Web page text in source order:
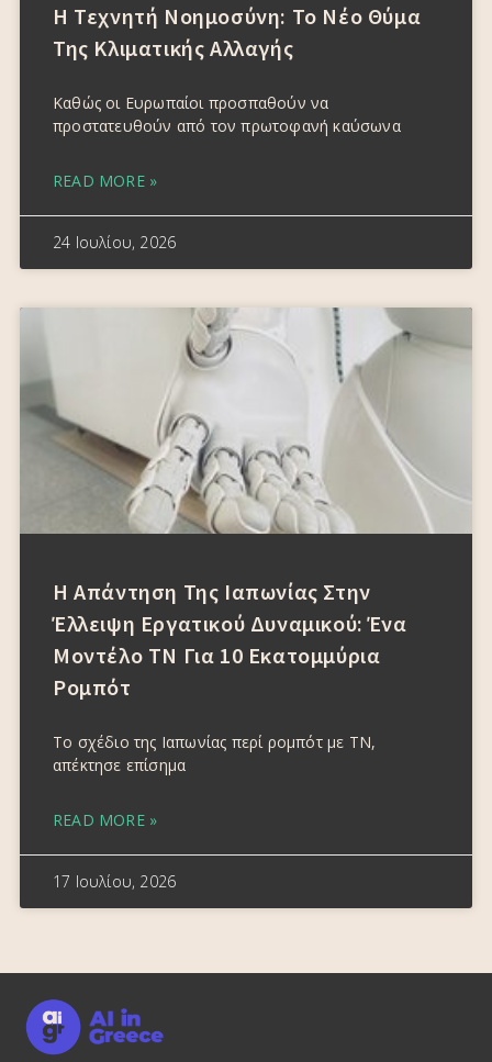
Η Τεχνητή Νοημοσύνη: Το Νέο Θύμα
Της Κλιματικής Αλλαγής
Καθώς οι Ευρωπαίοι προσπαθούν να
προστατευθούν από τον πρωτοφανή καύσωνα
READ MORE »
24 Ιουλίου, 2026
Η Απάντηση Της Ιαπωνίας Στην
Έλλειψη Εργατικού Δυναμικού: Ένα
Μοντέλο ΤΝ Για 10 Εκατομμύρια
Ρομπότ
Το σχέδιο της Ιαπωνίας περί ρομπότ με ΤΝ,
απέκτησε επίσημα
READ MORE »
17 Ιουλίου, 2026